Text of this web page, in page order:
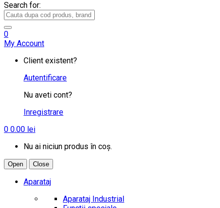
Search for:
0
My Account
Client existent?
Autentificare
Nu aveti cont?
Inregistrare
0 0.00 lei
Nu ai niciun produs în coș.
Open Close
Aparataj
Aparataj Industrial